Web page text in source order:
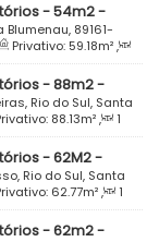
- 54m2 -
- Bloco B
Sul
Blumenau, 89161-
Brasil
Privativo: 59.18m²,
- 88m2 -
do Alto Vale -
Rio do Sul, Santa
88.13m²,
1
110.37m²
- 62M2 -
-
- Rio do Sul
Rio do Sul, Santa
62.77m²,
1
1Vaga(s)
- 62m2 -